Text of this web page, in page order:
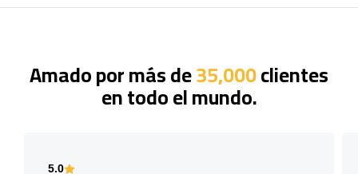
Amado por más de35,000clientes
en todo el mundo.
5.0